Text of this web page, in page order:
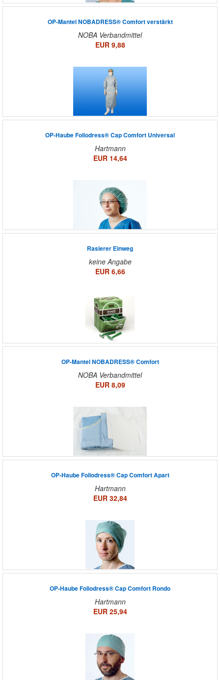
OP-Mantel NOBADRESS® Comfort verstärkt
NOBA Verbandmittel
EUR 9,88
OP-Haube Foliodress® Cap Comfort Universal
Hartmann
EUR 14,64
Rasierer Einweg
keine Angabe
EUR 6,66
OP-Mantel NOBADRESS® Comfort
NOBA Verbandmittel
EUR 8,09
OP-Haube Foliodress® Cap Comfort Apart
Hartmann
EUR 32,84
OP-Haube Foliodress® Cap Comfort Rondo
Hartmann
EUR 25,94